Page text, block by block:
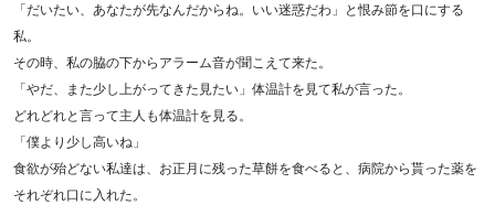
「だいたい、あなたが先なんだからね。いい迷惑だわ」と恨み節を口にする
私。
その時、私の脇の下からアラーム音が聞こえて来た。
「やだ、また少し上がってきた見たい」体温計を見て私が言った。
どれどれと言って主人も体温計を見る。
「僕より少し高いね」
食欲が殆どない私達は、お正月に残った草餅を食べると、病院から貰った薬を
それぞれ口に入れた。